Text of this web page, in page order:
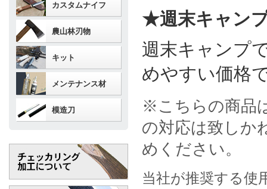
★週末キャン
週末キャンプ
めやすい価格
※こちらの商品
の対応は致しか
めください。
当社が推奨する使
カスタムナイフ
農山林刃物
キット
メンテナンス材
模造刀